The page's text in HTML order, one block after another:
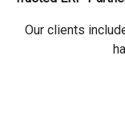
Our clients